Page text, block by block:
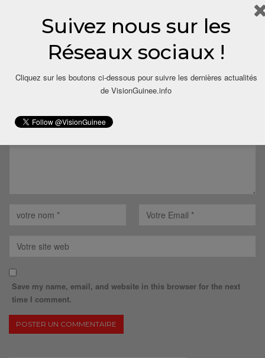
LAISSER UN COMMENTAIRE
Votre adresse email ne sera pas publiée.
Save my name, email, and website in this browser for the next
time I comment.
Suivez nous sur les
Réseaux sociaux !
Cliquez sur les boutons ci-dessous pour suivre les dernières actualités
de VisionGuinee.info